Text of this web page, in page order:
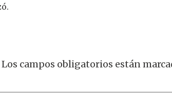
Los campos obligatorios están